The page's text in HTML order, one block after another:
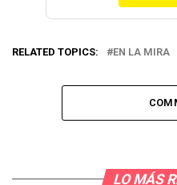
RELATED TOPICS: EN LA MIRA
LO MÁS